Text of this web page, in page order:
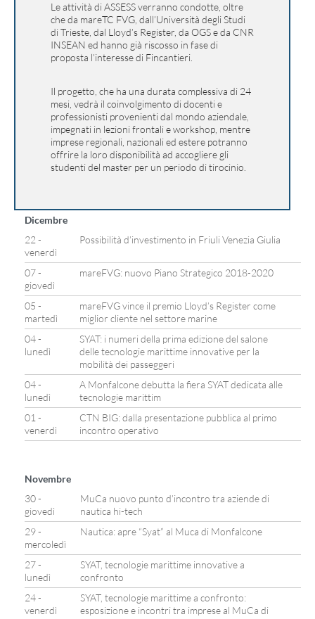
Le attività di ASSESS verranno condotte, oltre
che da mareTC FVG, dall’Università degli Studi
di Trieste, dal Lloyd’s Register, da OGS e da CNR
INSEAN ed hanno già riscosso in fase di
proposta l’interesse di Fincantieri.
Il progetto, che ha una durata complessiva di 24
mesi, vedrà il coinvolgimento di docenti e
professionisti provenienti dal mondo aziendale,
impegnati in lezioni frontali e workshop, mentre
imprese regionali, nazionali ed estere potranno
offrire la loro disponibilità ad accogliere gli
studenti del master per un periodo di tirocinio.
Dicembre
22 -
venerdì
Possibilità d’investimento in Friuli Venezia Giulia
07 -
giovedì
mareFVG: nuovo Piano Strategico 2018-2020
05 -
martedì
mareFVG vince il premio Lloyd’s Register come
miglior cliente nel settore marine
04 -
lunedì
SYAT: i numeri della prima edizione del salone
delle tecnologie marittime innovative per la
mobilità dei passeggeri
04 -
lunedì
A Monfalcone debutta la fiera SYAT dedicata alle
tecnologie marittim
01 -
venerdì
CTN BIG: dalla presentazione pubblica al primo
incontro operativo
Novembre
30 -
giovedì
MuCa nuovo punto d’incontro tra aziende di
nautica hi-tech
29 -
mercoledì
Nautica: apre “Syat” al Muca di Monfalcone
27 -
lunedì
SYAT, tecnologie marittime innovative a
confronto
24 -
venerdì
SYAT, tecnologie marittime a confronto:
esposizione e incontri tra imprese al MuCa di